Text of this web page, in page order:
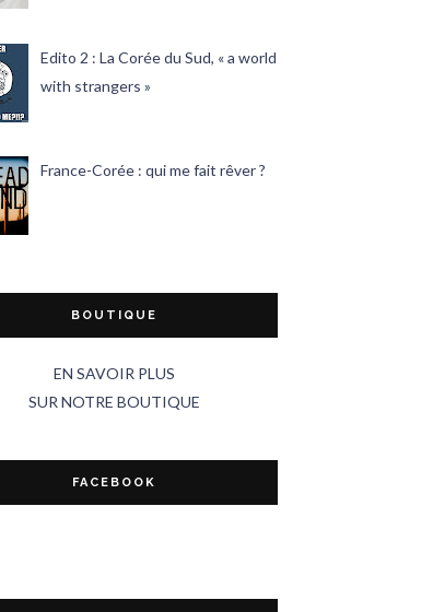
Edito 2 : La Corée du Sud, « a world
with strangers »
France-Corée : qui me fait rêver ?
BOUTIQUE
EN SAVOIR PLUS
SUR NOTRE BOUTIQUE
FACEBOOK